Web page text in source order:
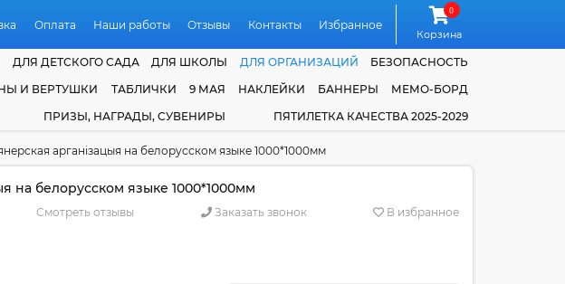
Оплата Наши работы Отзывы Контакты Избранное
0
Корзина
ДЛЯ ДЕТСКОГО САДА ДЛЯ ШКОЛЫ ДЛЯ ОРГАНИЗАЦИЙ
БЕЗОПАСНОСТЬ
И ВЕРТУШКИ ТАБЛИЧКИ 9 МАЯ НАКЛЕЙКИ БАННЕРЫ
МЕМО-БОРД
ПРИЗЫ, НАГРАДЫ, СУВЕНИРЫ ПЯТИЛЕТКА КАЧЕСТВА 2025-2029
арганізацыя на белорусском языке 1000*1000мм
на белорусском языке 1000*1000мм
Смотреть отзывы Заказать звонок В избранное